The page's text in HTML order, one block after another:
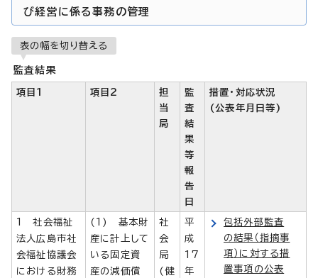
び経営に係る事務の管理
表の幅を切り替える
監査結果
項目1 項目2
担
当
局
監
査
結
果
等
報
告
日
措置・対応状況
(公表年月日等)
1 社会福祉
法人広島市社
会福祉協議会
における財務
(1) 基本財
産に計上して
いる固定資
産の減価償
社
会
局
(健
平
成
17
年
包括外部監査
の結果（指摘事
項）に対する措
置事項の公表